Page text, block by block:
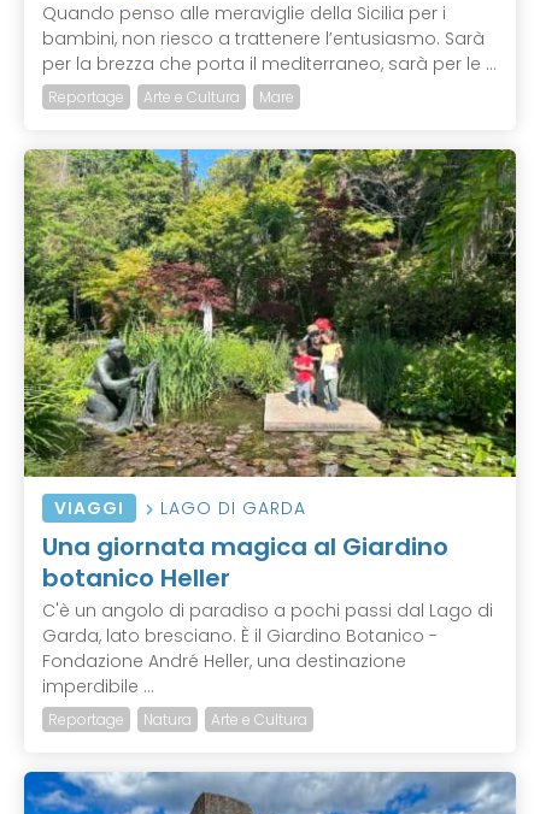
Quando penso alle meraviglie della Sicilia per i
bambini, non riesco a trattenere l’entusiasmo. Sarà
per la brezza che porta il mediterraneo, sarà per le ...
Reportage Arte e Cultura Mare
VIAGGI LAGO DI GARDA
Una giornata magica al Giardino
botanico Heller
C'è un angolo di paradiso a pochi passi dal Lago di
Garda, lato bresciano. È il Giardino Botanico -
Fondazione André Heller, una destinazione
imperdibile ...
Reportage Natura Arte e Cultura